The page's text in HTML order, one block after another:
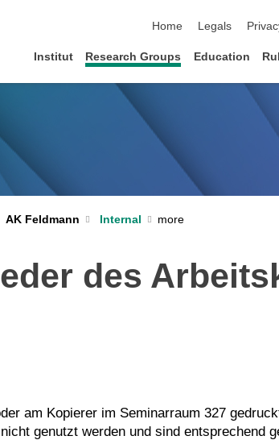
Home
Legals
Institut Research Groups Education
AK Feldmann Internal
des
am Kopierer im Seminarraum 327
genutzt werden und sind entsprechend